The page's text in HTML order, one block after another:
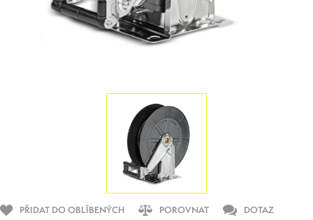
PŘIDAT DO OBLÍBENÝCH POROVNAT DOTAZ